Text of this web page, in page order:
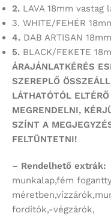
2. LAVA 18mm
3. WHITE/FEHÉR
4. DAB ARTISAN
5. BLACK/FEKETE
ÁRAJÁNLATKÉRÉS
SZEREPLŐ
LÁTHATÓTÓL
MEGRENDELNI,
SZÍNT A
FELTÜNTETNI!
– Rendelhető extrák:
munkalap,fém
fordítók,-végzárók,